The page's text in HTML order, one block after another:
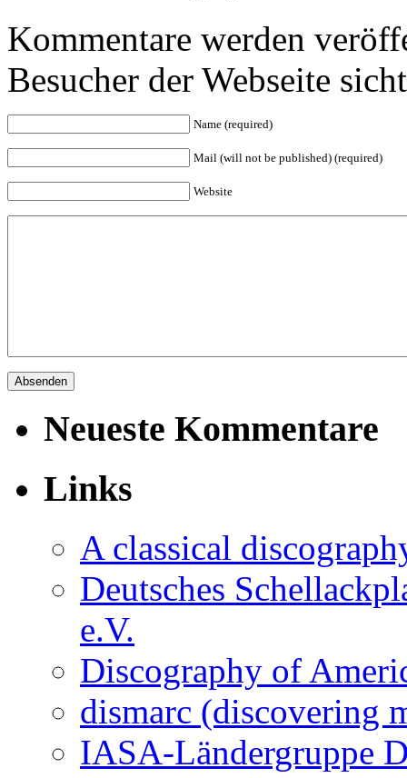
Kommentare werden
Besucher der Webseite
Name (required)
Mail (will not be published) (required)
Website
Neueste Kommentare
Links
A classical
Deutsches
e.V.
Discography of
dismarc (discovering
IASA-Ländergruppe